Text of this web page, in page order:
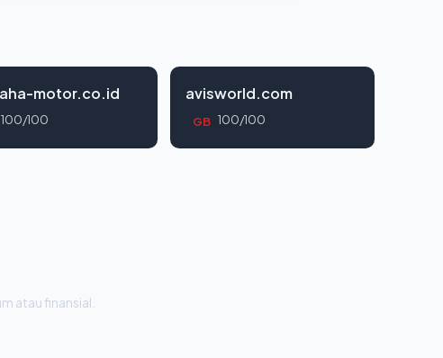
motor.co.id
100/100
avisworld.com
GB 100/100
atau finansial.